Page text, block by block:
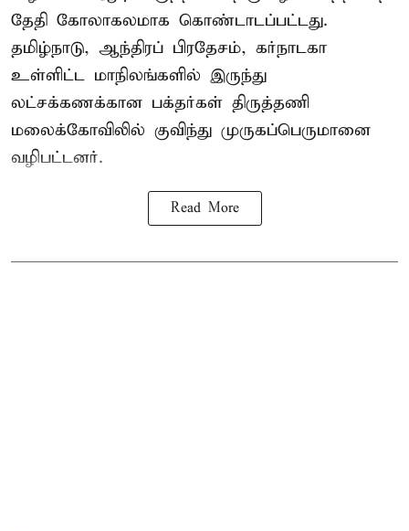
தேதி கோலாகலமாக கொண்டாடப்பட்டது.
தமிழ்நாடு, ஆந்திரப் பிரதேசம், கர்நாடகா
உள்ளிட்ட மாநிலங்களில் இருந்து
லட்சக்கணக்கான பக்தர்கள் திருத்தணி
மலைக்கோவிலில் குவிந்து முருகப்பெருமானை
வழிபட்டனர்.
Read More